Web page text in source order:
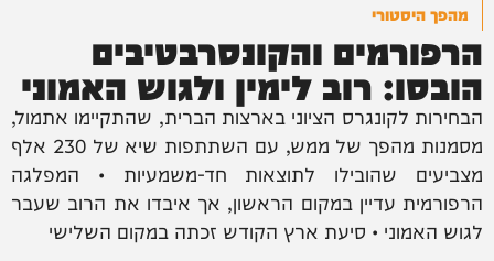
מהפך היסטורי
הרפורמים והקונסרבטיבים
הובסו: רוב לימין ולגוש האמוני
הבחירות לקונגרס הציוני בארצות הברית, שהתקיימו אתמול,
מסמנות מהפך של ממש, עם השתתפות שיא של 230 אלף
מצביעים שהובילו לתוצאות חד-משמעיות • המפלגה
הרפורמית עדיין במקום הראשון, אך איבדו את הרוב שעבר
לגוש האמוני • סיעת ארץ הקודש זכתה במקום השלישי